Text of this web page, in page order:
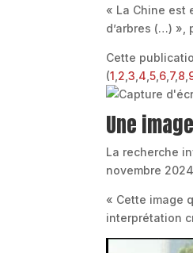
« La Chine est
d’arbres (…)
Cette
(1 2 ,3 4 ,5 6 7, 8
Une
La recherche
novembre
« Cette image
interprétation